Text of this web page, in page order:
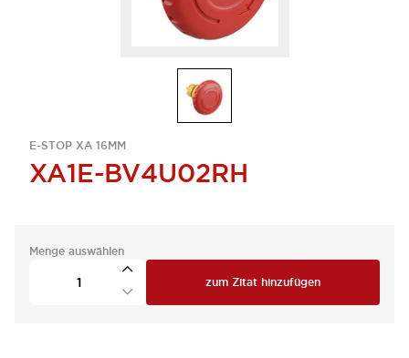
E-STOP XA 16MM
XA1E-BV4U02RH
Menge auswählen
zum Zitat hinzufügen